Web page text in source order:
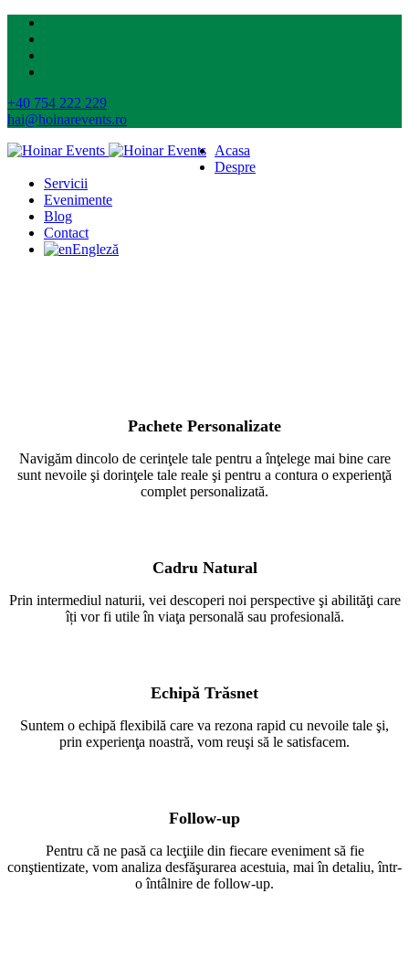
+40 754 222 229
hai@hoinarevents.ro
Acasa
Despre
Servicii
Evenimente
Blog
Contact
Engleză
Pachete Personalizate
Navigăm dincolo de cerinţele tale pentru a înţelege mai bine care
sunt nevoile şi dorinţele tale reale şi pentru a contura o experienţă
complet personalizată.
Cadru Natural
Prin intermediul naturii, vei descoperi noi perspective şi abilităţi care
îți vor fi utile în viaţa personală sau profesională.
Echipă Trăsnet
Suntem o echipă flexibilă care va rezona rapid cu nevoile tale şi,
prin experienţa noastră, vom reuşi să le satisfacem.
Follow-up
Pentru că ne pasă ca lecţiile din fiecare eveniment să fie
conştientizate, vom analiza desfăşurarea acestuia, mai în detaliu, într-
o întâlnire de follow-up.